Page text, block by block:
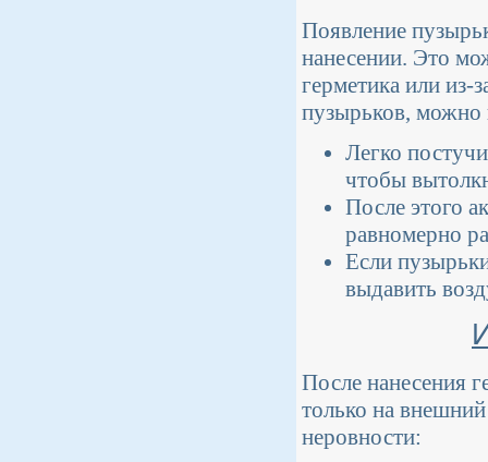
Появление
нанесении. Это
герметика или из-
пузырьков, можно
Легко
чтобы
После этого
равномерно
Если
выдавить
После нанесения
только на
неровности: